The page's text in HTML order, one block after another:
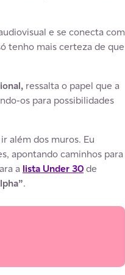
e se conecta com
tenho mais certeza de que
ressalta o papel que a
os para possibilidades
além dos muros. Eu
apontando caminhos para
a lista Under 30de
.